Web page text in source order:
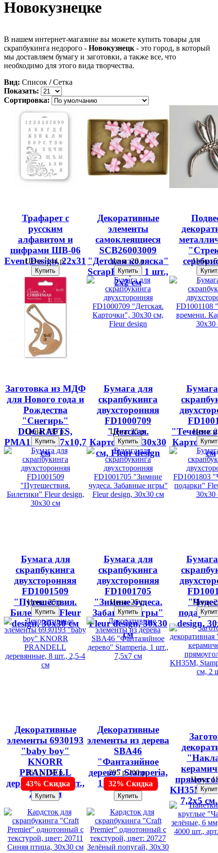
Новокузнецке
В нашем интернет-магазине вы можете купить товары для
скрапбукинга недорого - Новокузнецк - это город, в который
мы доставляем бумагу и заготовки, а также все, что
необходимо для этого вида творчества.
Вид: Список / Сетка
Показать:
Сортировка:
Трафарет с
русским
алфавитом и
цифрами ШВ-06
Event Design, 22х31
см
Цена:144 р.
Декоративные
элементы
самоклеящиеся
SCB26003009
"Детская коляска"
ScrapBerry's, 1 шт.,
2х2 см
Цена:20 р. Цена:
Заготовка из МДФ
для Нового года и
Рождества
"Снегирь"
DOCRAFTS,
PMA174907, 7х10,7
см
Цена:130 р.
Бумага для
скрапбукинга
двухсторонняя
FD1000709
"Детская.
Карточки", 30х30
см, Fleur design
Цена:25 р.
"Течение
см
Цена:
Бумага для
скрапбукинга
двухсторонняя
FD1001509
"Путешествия.
Билетики" Fleur
design, 30х30 см
Цена:25 р.
Бумага для
скрапбукинга
двухсторонняя
FD1001705
"Зимние чудеса.
Забавные игры"
Fleur design, 30х30
см
Цена:25 р.
design,
Цена:
Декоративные
элементы 6930193
"baby boy"
KNORR
PRANDELL
деревянные, 8 шт.,
2,5-4 см
265 р.150 р.
43% Скидка
Декоративные
элементы из дерева
SBA46
"Фантазийное
дерево" Stamperia,
1 шт., 7,5х7 см
295 р.200 р.
32% Скидка
KH35M,
7,2х5
Цена: